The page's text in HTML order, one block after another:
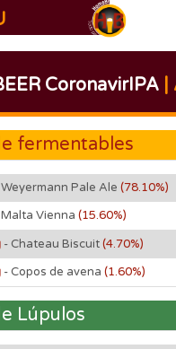
CoronavirIPA|
fermentables
Pale Ale (78.10%)
Malta Vienna (15.60%)
- Chateau Biscuit(4.70%)
- Copos de avena (1.60%)
Lúpulos